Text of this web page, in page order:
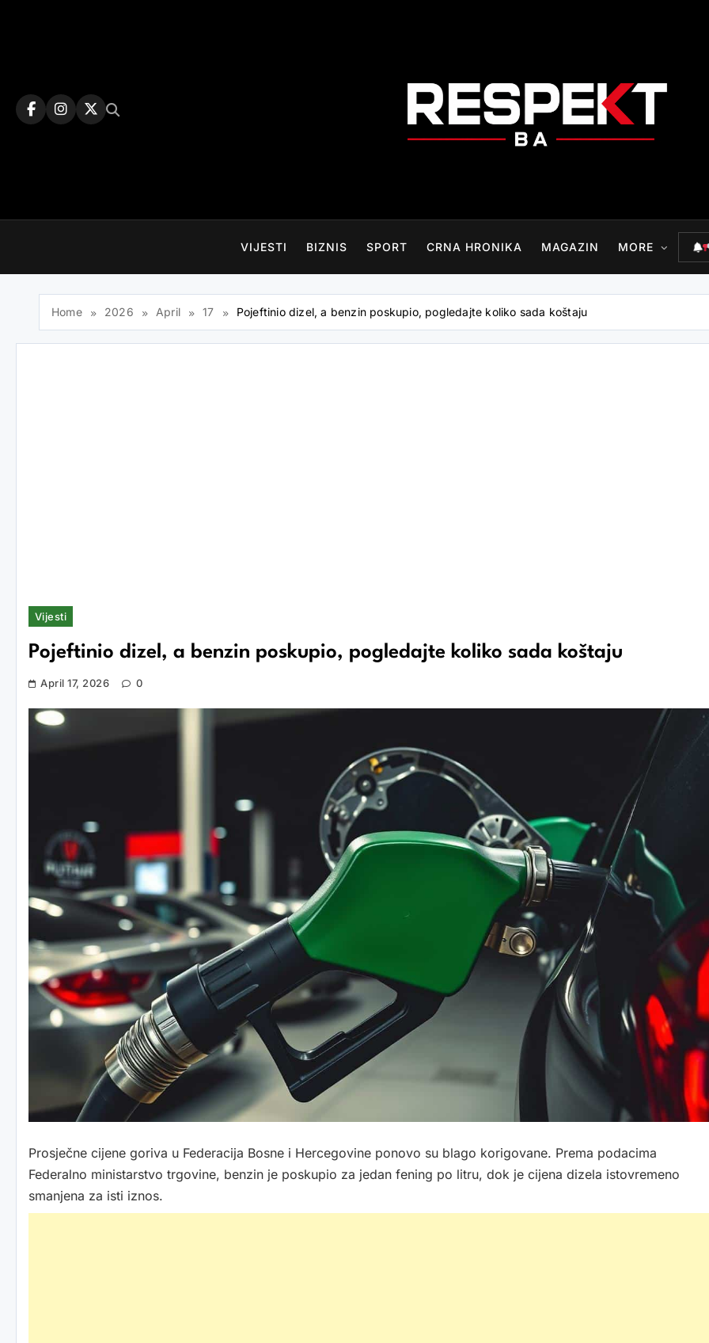
VIJESTI BIZNIS SPORT CRNA HRONIKA MAGAZIN MORE
Home 2026 April 17 Pojeftinio dizel, a benzin poskupio, pogledajte koliko sada koštaju
Vijesti
Pojeftinio dizel, a benzin poskupio, pogledajte koliko sada koštaju
April 17, 2026 0
Prosječne cijene goriva u Federacija Bosne i Hercegovine ponovo su blago korigovane. Prema podacima
Federalno ministarstvo trgovine, benzin je poskupio za jedan fening po litru, dok je cijena dizela istovremeno
smanjena za isti iznos.